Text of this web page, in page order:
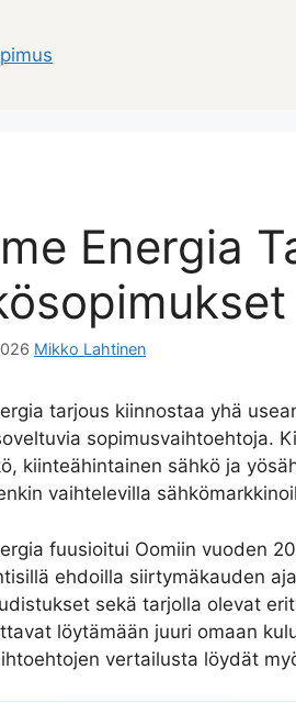
Energia
Mikko Lahtinen
tarjous kiinnostaa yhä
sopimusvaihtoehtoja.
kiinteähintainen sähkö ja
vaihtelevilla
fuusioitui Oomiin vuoden
ehdoilla siirtymäkauden
sekä tarjolla olevat
löytämään juuri omaan
vertailusta löydät